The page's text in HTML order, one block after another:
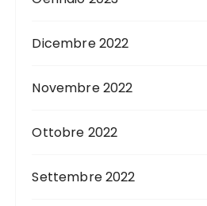
Dicembre 2022
Novembre 2022
Ottobre 2022
Settembre 2022